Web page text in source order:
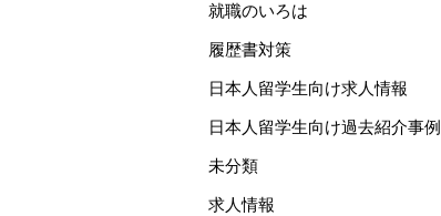
就職のいろは
履歴書対策
日本人留学生向け求人情報
日本人留学生向け過去紹介事例
未分類
求人情報